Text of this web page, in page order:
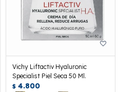
Vichy Liftactiv Hyaluronic
Specialist Piel Seca 50 Ml.
$ 4.800